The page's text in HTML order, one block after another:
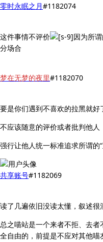
零时永眠之月#1182074
这件事情不评价
因为所
分场合
梦在无梦的夜里#1182070
要是你们遇到不喜欢的拉黑就好
不应该随意的评价或者批判他人
强行让他人统一标准追求所谓的
共享账号#1182069
读了几遍依旧没读太懂，叙述很
总之喵站是一个来者不拒、去
全自由的，前提是不应对其他喵